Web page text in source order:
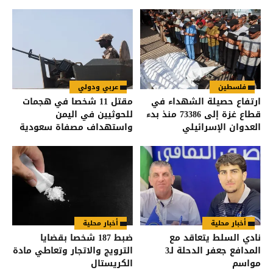
فلسطين
ارتفاع حصيلة الشهداء في
قطاع غزة إلى 73386 منذ بدء
العدوان الإسرائيلي
عربي ودولي
مقتل 11 شخصا في هجمات
للحوثيين في اليمن
واستهداف مصفاة سعودية
أخبار محلية
نادي السلط يتعاقد مع
المدافع جعفر الدحلة لـ3
مواسم
أخبار محلية
ضبط 187 شخصا بقضايا
الترويج والاتجار وتعاطي مادة
الكريستال